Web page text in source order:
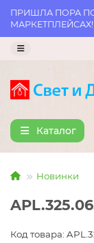
ПРИШЛА ПОРА
Каталог
Новинки
Код товара: